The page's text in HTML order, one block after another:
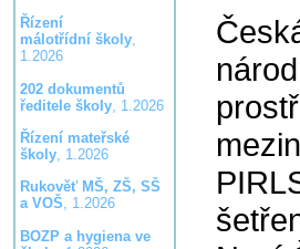
Řízení
málotřídní školy,
1.2026
202 dokumentů
ředitele školy, 1.2026
Řízení mateřské
školy, 1.2026
Rukověť MŠ, ZŠ, SŠ
a VOŠ, 1.2026
BOZP a hygiena ve